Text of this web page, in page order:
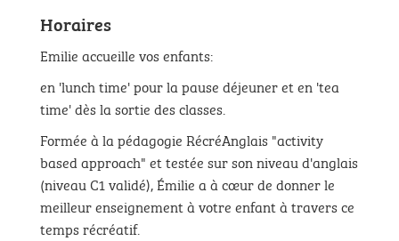
Horaires
Emilie accueille vos enfants:
en 'lunch time' pour la pause déjeuner et en 'tea
time' dès la sortie des classes.
Formée à la pédagogie RécréAnglais "activity
based approach" et testée sur son niveau d'anglais
(niveau C1 validé), Émilie a à cœur de donner le
meilleur enseignement à votre enfant à travers ce
temps récréatif.